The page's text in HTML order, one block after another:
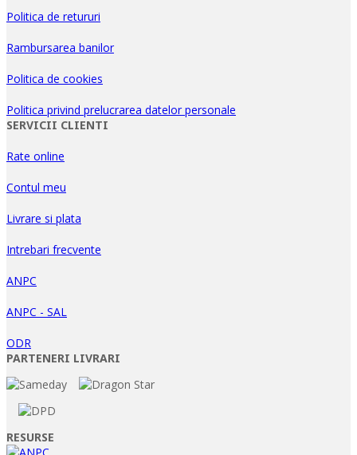
Politica de retururi
Rambursarea banilor
Politica de cookies
Politica privind prelucrarea datelor personale
SERVICII CLIENTI
Rate online
Contul meu
Livrare si plata
Intrebari frecvente
ANPC
ANPC - SAL
ODR
PARTENERI LIVRARI
RESURSE